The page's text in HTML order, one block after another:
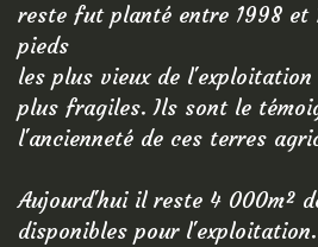
reste fut planté entre 1998 et
pieds
les plus vieux de
plus fragiles. Ils sont le
l'ancienneté de ces terres
Aujourd'hui il reste 4 000m²
disponibles pour